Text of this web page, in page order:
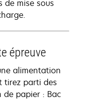
de mise sous
épreuve
alimentation
tirez parti des
papier : Bac